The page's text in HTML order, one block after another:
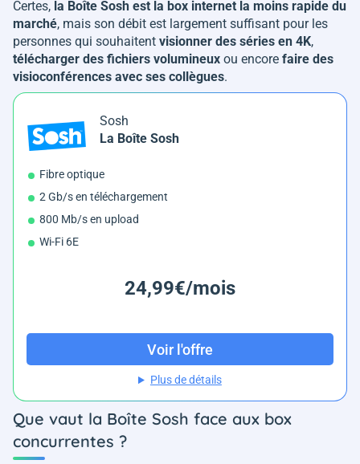
Certes, la Boîte Sosh est la box internet la moins rapide du
marché, mais son débit est largement suffisant pour les
personnes qui souhaitent visionner des séries en 4K,
télécharger des fichiers volumineux ou encore faire des
visioconférences avec ses collègues.
Sosh
La Boîte Sosh
Fibre optique
2 Gb/s en téléchargement
800 Mb/s en upload
Wi-Fi 6E
24,99€/mois
Voir l'offre
Plus de détails
Que vaut la Boîte Sosh face aux box
concurrentes ?